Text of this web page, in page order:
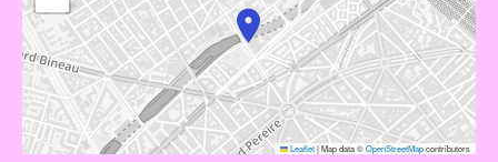
Leaflet|Map data ©OpenStreetMapcontributors